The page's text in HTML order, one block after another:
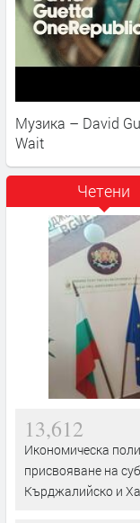
Музика – David
Wait
Четени
13,612
Икономическа
присвояване на
Кърджалийско и